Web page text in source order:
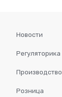
Новости
Регуляторика
Производство
Розница